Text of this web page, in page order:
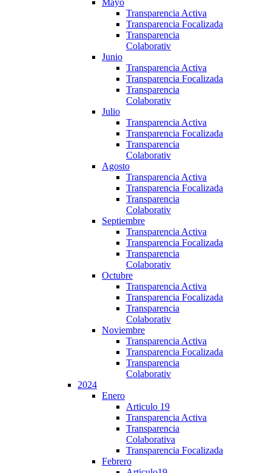
Transparencia Activa
Transparencia Focalizada
Transparencia
Colaborativ
Junio
Transparencia Activa
Transparencia Focalizada
Transparencia
Colaborativ
Julio
Transparencia Activa
Transparencia Focalizada
Transparencia
Colaborativ
Agosto
Transparencia Activa
Transparencia Focalizada
Transparencia
Colaborativ
Septiembre
Transparencia Activa
Transparencia Focalizada
Transparencia
Colaborativ
Octubre
Transparencia Activa
Transparencia Focalizada
Transparencia
Colaborativ
Noviembre
Transparencia Activa
Transparencia Focalizada
Transparencia
Colaborativ
2024
Enero
Articulo 19
Transparencia Activa
Transparencia
Colaborativa
Transparencia Focalizada
Febrero